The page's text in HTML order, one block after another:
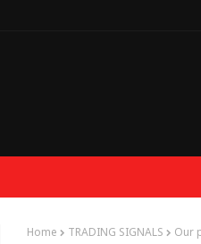
Home TRADING SIGNALS Our